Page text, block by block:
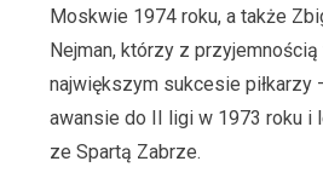
Moskwie 1974 roku, a także
Nejman, którzy z
największym sukcesie piłkarzy
awansie do II ligi w 1973 roku i
ze Spartą Zabrze.